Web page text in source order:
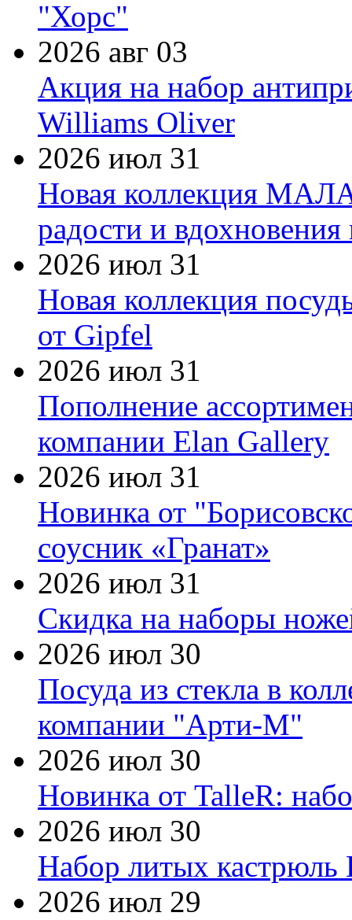
"Хорс"
2026 авг 03
Акция на набор
Williams Oliver
2026 июл 31
Новая коллекция
радости и
2026 июл 31
Новая коллекция
от Gipfel
2026 июл 31
Пополнение
компании Elan Gallery
2026 июл 31
Новинка от
соусник «Гранат»
2026 июл 31
Скидка на наборы
2026 июл 30
Посуда из стекла в
компании "Арти-М"
2026 июл 30
Новинка от TalleR:
2026 июл 30
Набор литых кастрюль
2026 июл 29